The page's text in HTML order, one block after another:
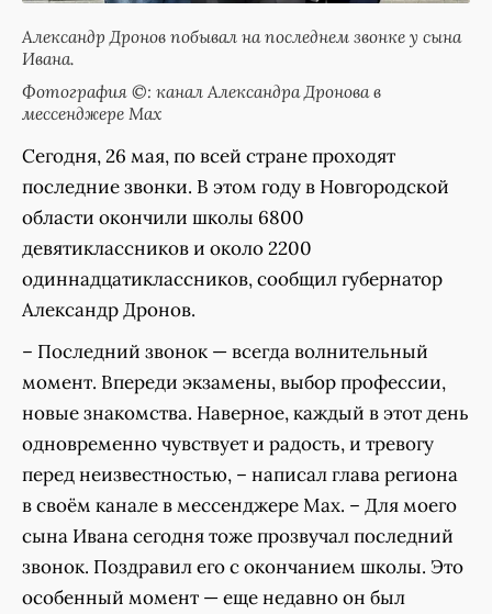
Александр Дронов побывал на последнем звонке у сына
Ивана.
Фотография ©: канал Александра Дронова в
мессенджере Мах
Сегодня, 26 мая, по всей стране проходят
последние звонки. В этом году в Новгородской
области окончили школы 6800
девятиклассников и около 2200
одиннадцатиклассников, сообщил губернатор
Александр Дронов.
– Последний звонок — всегда волнительный
момент. Впереди экзамены, выбор профессии,
новые знакомства. Наверное, каждый в этот день
одновременно чувствует и радость, и тревогу
перед неизвестностью, – написал глава региона
в своём канале в мессенджере Мах. – Для моего
сына Ивана сегодня тоже прозвучал последний
звонок. Поздравил его с окончанием школы. Это
особенный момент — еще недавно он был